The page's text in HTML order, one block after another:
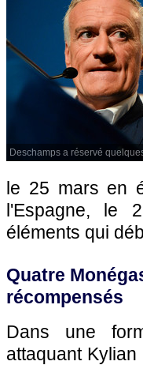
Deschamps a réservé
le 25 mars en
l'Espagne, le
éléments qui
Quatre
récompensés
Dans une
attaquant